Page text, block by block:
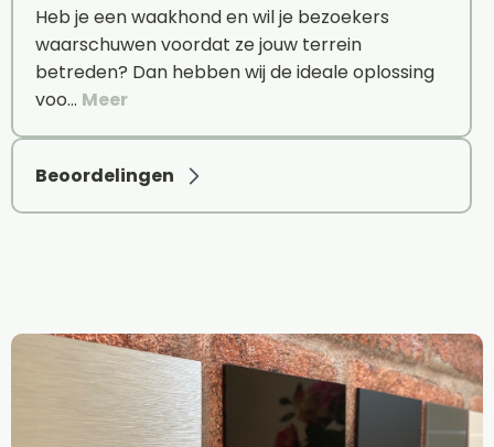
Heb je een waakhond en wil je bezoekers
waarschuwen voordat ze jouw terrein
betreden? Dan hebben wij de ideale oplossing
voo… Meer
Beoordelingen